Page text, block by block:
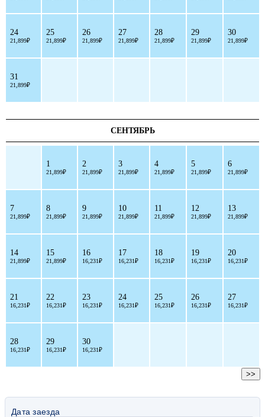
24
21,899₽
25
21,899₽
26
21,899₽
27
21,899₽
28
21,899₽
29
21,899₽
30
21,899₽
31
21,899₽
СЕНТЯБРЬ
1
21,899₽
2
21,899₽
3
21,899₽
4
21,899₽
5
21,899₽
6
21,899₽
7
21,899₽
8
21,899₽
9
21,899₽
10
21,899₽
11
21,899₽
12
21,899₽
13
21,899₽
14
21,899₽
15
21,899₽
16
16,231₽
17
16,231₽
18
16,231₽
19
16,231₽
20
16,231₽
21
16,231₽
22
16,231₽
23
16,231₽
24
16,231₽
25
16,231₽
26
16,231₽
27
16,231₽
28
16,231₽
29
16,231₽
30
16,231₽
>>
Дата заезда